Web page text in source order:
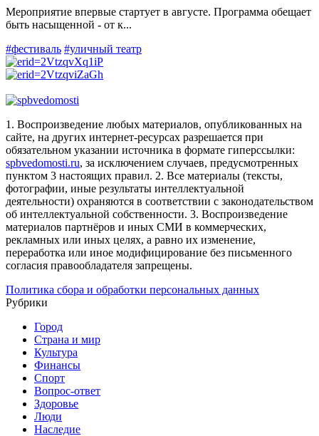
Мероприятие впервые стартует в августе. Программа обещает
быть насыщенной - от к...
#фестиваль #уличный театр
1. Воспроизведение любых материалов, опубликованных на
сайте, на других интернет-ресурсах разрешается при
обязательном указании источника в формате гиперссылки:
spbvedomosti.ru, за исключением случаев, предусмотренных
пунктом 3 настоящих правил. 2. Все материалы (тексты,
фотографии, иные результаты интеллектуальной
деятельности) охраняются в соответствии с законодательством
об интеллектуальной собственности. 3. Воспроизведение
материалов партнёров и иных СМИ в коммерческих,
рекламных или иных целях, а равно их изменение,
переработка или иное модифицирование без письменного
согласия правообладателя запрещены.
Политика сбора и обработки персональных данных
Рубрики
Город
Страна и мир
Культура
Финансы
Спорт
Вопрос-ответ
Здоровье
Люди
Наследие